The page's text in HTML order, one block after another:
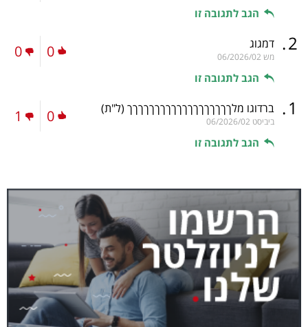
הגב לתגובה זו
2
. דמגוג
מש 06/2026/02
הגב לתגובה זו
0
0
1
. ברדוגו מלךךךךךךךךךךךךךךךךךךך (ל"ת)
ביביסט 06/2026/02
הגב לתגובה זו
0
1